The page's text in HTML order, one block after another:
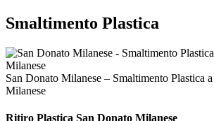
Smaltimento Plastica
San Donato Milanese – Smaltimento Plastica
Milanese
Ritiro Plastica San Donato Milanese